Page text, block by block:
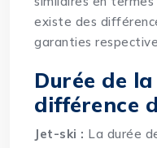
existe des
garanties
Durée de
différence
Jet-ski : La durée